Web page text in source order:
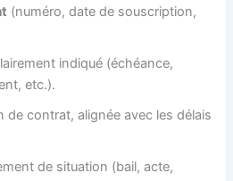
(numéro, date de souscription,
indiqué (échéance,
etc.).
de contrat, alignée avec les délais
de situation (bail, acte,